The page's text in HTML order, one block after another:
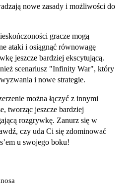
nowe zasady i możliwości do
gracze mogą
ataki i osiągnąć równowagę
jeszcze bardziej ekscytującą.
scenariusz "Infinity War", który
i nowe strategie.
można łączyć z innymi
tworząc jeszcze bardziej
rozgrywkę. Zanurz się w
czy uda Ci się zdominować
u swojego boku!